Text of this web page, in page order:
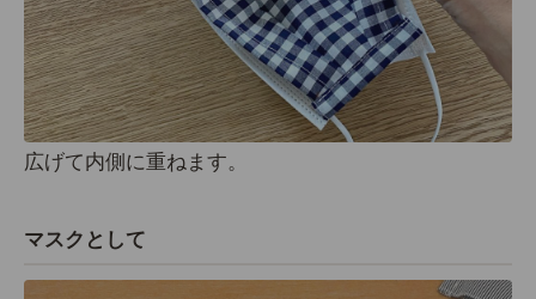
広げて内側に重ねます。
マスクとして